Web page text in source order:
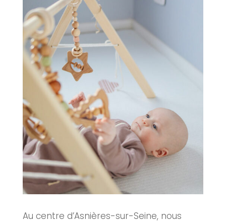
Au centre d’Asnières-sur-Seine, nous